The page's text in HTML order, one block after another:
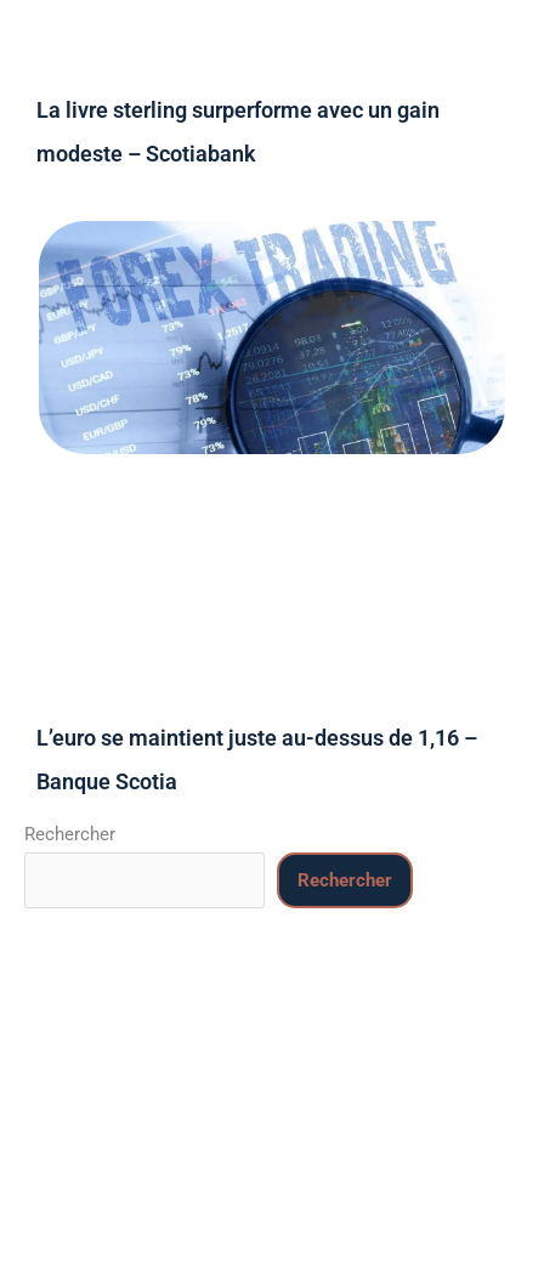
La livre sterling surperforme avec un gain
modeste – Scotiabank
L’euro se maintient juste au-dessus de 1,16 –
Banque Scotia
Rechercher
Rechercher